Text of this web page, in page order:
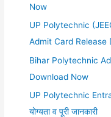
Now
UP Polytechnic
Admit Card
Bihar Polytechnic
Download Now
UP Polytechnic
योग्यता व पूरी जानकारी